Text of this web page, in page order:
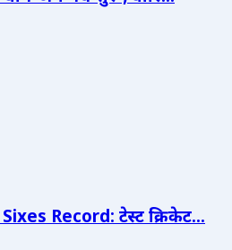
Record: टेस्ट क्रिकेट...